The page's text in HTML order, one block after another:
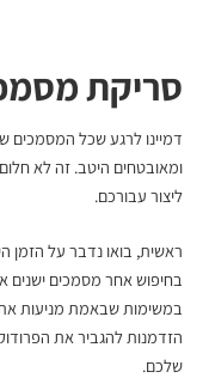
סריקת
דמיינו לרגע שכל המסמכים
ומאובטחים היטב. זה לא
ליצור עבורכם.
ראשית, בואו נדבר על הזמן
בחיפוש אחר מסמכים ישנים
במשימות שבאמת מניעות את
הזדמנות להגביר את
שלכם.